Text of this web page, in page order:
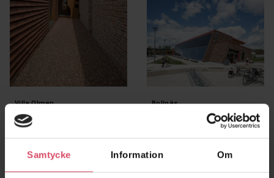
Samtycke Information Om
Villa Olmen
Bollnäs